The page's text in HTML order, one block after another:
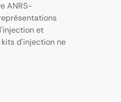
ANRS-
et
d'injection ne